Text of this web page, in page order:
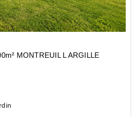
MONTREUIL L ARGILLE